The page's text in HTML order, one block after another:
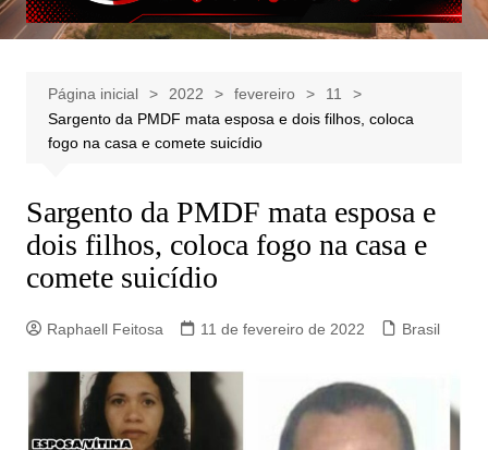
Página inicial 2022 fevereiro
11
Sargento da PMDF mata esposa e dois filhos, coloca
fogo na casa e comete suicídio
Sargento da PMDF mata esposa e
dois filhos, coloca fogo na casa e
comete suicídio
Raphaell Feitosa 11 de fevereiro de 2022 Brasil